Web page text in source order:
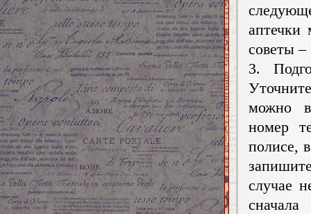
аптечки
советы –
3.
можно
номер
полисе,
случае